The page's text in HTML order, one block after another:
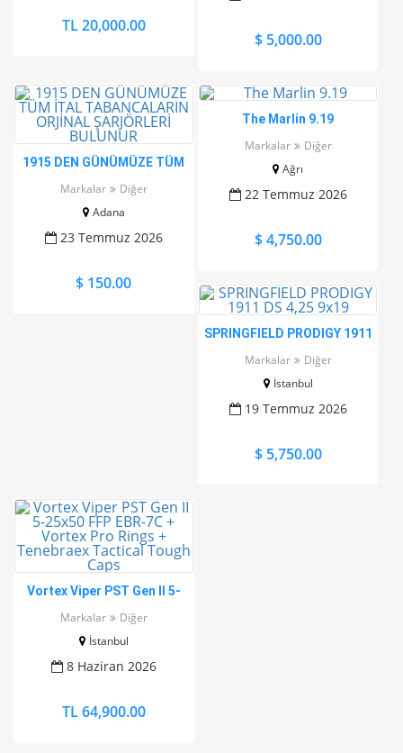
TL 20,000.00
$ 5,000.00
1915 DEN GÜNÜMÜZE TÜM
ORJİNAL ŞARJÖRLERİ
BULUNUR
Markalar
Diğer
Adana
23 Temmuz 2026
$ 150.00
The Marlin 9.19
Markalar
Diğer
Ağrı
22 Temmuz 2026
$ 4,750.00
SPRINGFIELD PRODIGY 1911
Markalar
Diğer
İstanbul
19 Temmuz 2026
$ 5,750.00
Vortex Viper PST Gen II 5-
Pro Rings + Tenebraex
Tactical Tough Caps
Markalar
Diğer
İstanbul
8 Haziran 2026
TL 64,900.00